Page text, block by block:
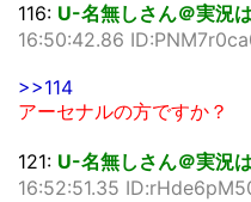
116: U-名無しさん＠実況
16:50:42.86
>>114
アーセナルの方ですか？
121: U-名無しさん＠実況
16:52:51.35